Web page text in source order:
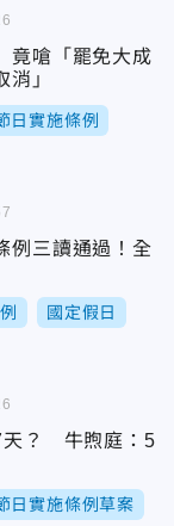
嗆「罷免大成
消」
日實施條例
例三讀通過！全
國定假日
天？ 牛煦庭：5
日實施條例草案